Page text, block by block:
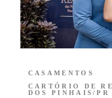
CASAMENTOS
CARTÓRIO DE
DOS PINHAIS/PR